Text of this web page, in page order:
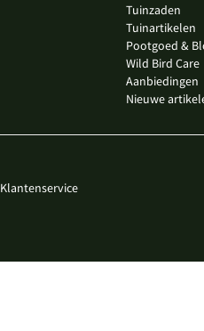
Tuinzaden
Tuinartikelen
Pootgoed &
Wild Bird Care
Aanbiedingen
Nieuwe
Klantenservice